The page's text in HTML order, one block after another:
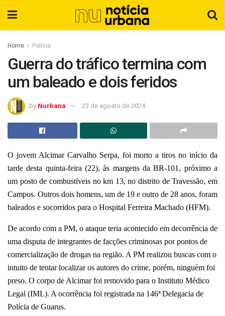
Home Polícia
Guerra do tráfico termina com
um baleado e dois feridos
by Nurbana 23 de agosto de 2024
O jovem Alcimar Carvalho Serpa, foi morto a tiros no início da
tarde desta quinta-feira (22), às margens da BR-101, próximo a
um posto de combustíveis no km 13, no distrito de Travessão, em
Campos. Outros dois homens, um de 19 e outro de 28 anos, foram
baleados e socorridos para o Hospital Ferreira Machado (HFM).
De acordo com a PM, o ataque teria acontecido em decorrência de
uma disputa de integrantes de facções criminosas por pontos de
comercialização de drogas na região. A PM realizou buscas com o
intuito de tentar localizar os autores do crime, porém, ninguém foi
preso. O corpo de Alcimar foi removido para o Instituto Médico
Legal (IML). A ocorrência foi registrada na 146ª Delegacia de
Polícia de Guarus.